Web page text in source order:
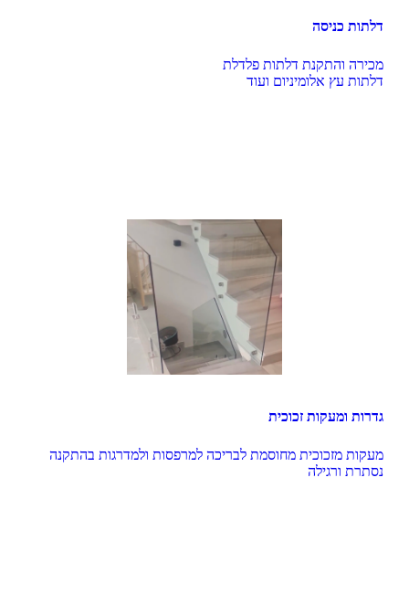
דלתות כניסה
דלתות עץ אלומיניום ועוד
גדרות ומעקות זכוכית
מעקות מזכוכית מחוסמת לבריכה למרפסות ולמדרגות בהתקנה
נסתרת ורגילה